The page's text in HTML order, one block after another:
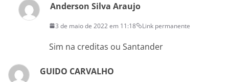
Anderson Silva Araujo
3 de maio de 2022 em 11:18 Link permanente
Sim na creditas ou Santander
GUIDO CARVALHO